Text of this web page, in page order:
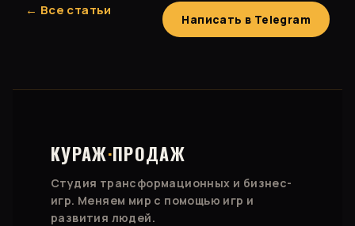
← Все статьи
Написать в Telegram
КУРАЖ·ПРОДАЖ
Студия трансформационных и бизнес-
игр. Меняем мир с помощью игр и
развития людей.